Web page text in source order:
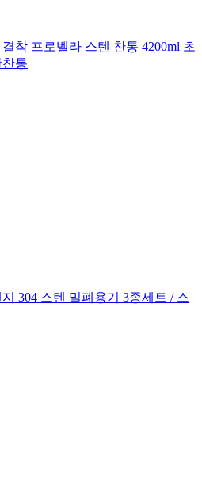
착 프로벨라 스텐 찬통 4200ml 초
통
304 스텐 밀폐용기 3종세트 / 스